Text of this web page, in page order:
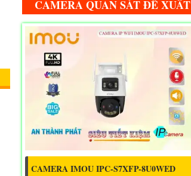
CAMERA QUAN SÁT ĐỀ XUẤT
CAMERA IMOU IPC-S7XFP-8U0WED